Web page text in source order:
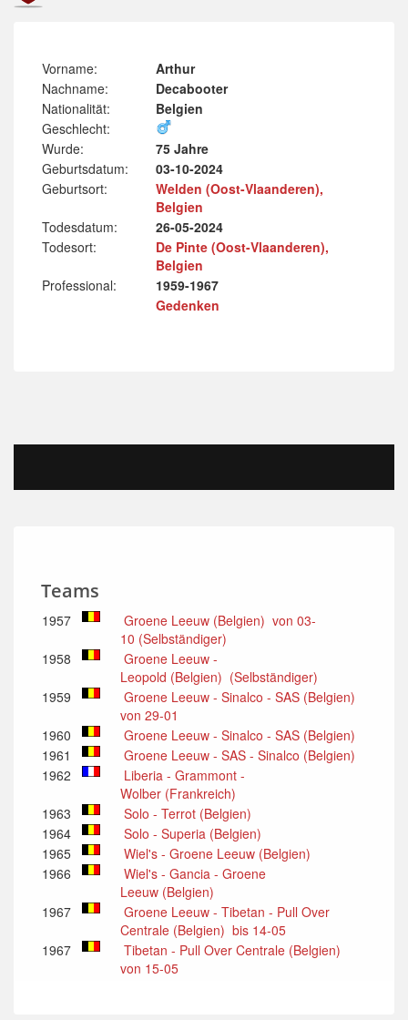
Vorname:
Arthur
Nachname:
Decabooter
Nationalität:
Belgien
Geschlecht:
Wurde:
75 Jahre
Geburtsdatum:
03-10-2024
Geburtsort:
Welden (Oost-Vlaanderen),
Belgien
Todesdatum:
26-05-2024
Todesort:
De Pinte (Oost-Vlaanderen),
Belgien
Professional:
1959-1967
Gedenken
Teams
1957
Groene Leeuw (Belgien) von 03-
10 (Selbständiger)
1958
Groene Leeuw -
Leopold (Belgien) (Selbständiger)
1959
Groene Leeuw - Sinalco - SAS (Belgien)
von 29-01
1960
Groene Leeuw - Sinalco - SAS (Belgien)
1961
Groene Leeuw - SAS - Sinalco (Belgien)
1962
Liberia - Grammont -
Wolber (Frankreich)
1963
Solo - Terrot (Belgien)
1964
Solo - Superia (Belgien)
1965
Wiel's - Groene Leeuw (Belgien)
1966
Wiel's - Gancia - Groene
Leeuw (Belgien)
1967
Groene Leeuw - Tibetan - Pull Over
Centrale (Belgien) bis 14-05
1967
Tibetan - Pull Over Centrale (Belgien)
von 15-05